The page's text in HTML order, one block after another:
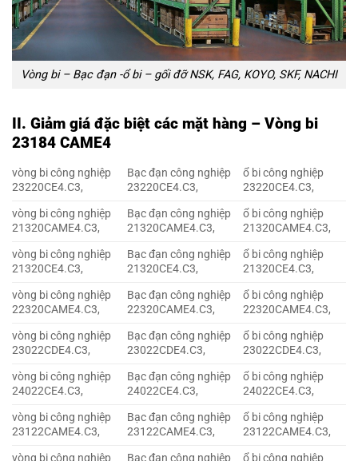
Vòng bi – Bạc đạn -ổ bi – gối đỡ NSK, FAG, KOYO, SKF, NACHI
II. Giảm giá đặc biệt các mặt hàng – Vòng bi
23184 CAME4
vòng bi công nghiệp
23220CE4.C3,
Bạc đạn công nghiệp
23220CE4.C3,
ổ bi công nghiệp
23220CE4.C3,
vòng bi công nghiệp
21320CAME4.C3,
Bạc đạn công nghiệp
21320CAME4.C3,
ổ bi công nghiệp
21320CAME4.C3,
vòng bi công nghiệp
21320CE4.C3,
Bạc đạn công nghiệp
21320CE4.C3,
ổ bi công nghiệp
21320CE4.C3,
vòng bi công nghiệp
22320CAME4.C3,
Bạc đạn công nghiệp
22320CAME4.C3,
ổ bi công nghiệp
22320CAME4.C3,
vòng bi công nghiệp
23022CDE4.C3,
Bạc đạn công nghiệp
23022CDE4.C3,
ổ bi công nghiệp
23022CDE4.C3,
vòng bi công nghiệp
24022CE4.C3,
Bạc đạn công nghiệp
24022CE4.C3,
ổ bi công nghiệp
24022CE4.C3,
vòng bi công nghiệp
23122CAME4.C3,
Bạc đạn công nghiệp
23122CAME4.C3,
ổ bi công nghiệp
23122CAME4.C3,
vòng bi công nghiệp
Bạc đạn công nghiệp ổ bi công nghiệp